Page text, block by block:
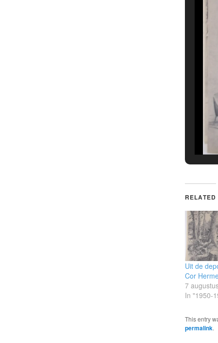
RELATED
Uit de
Cor
7
In "1950-
This entry
permalink.